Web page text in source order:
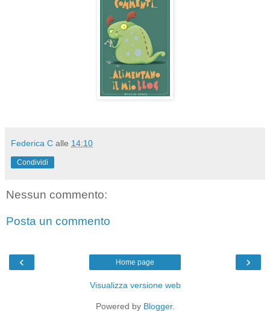
Federica C alle 14:10
Condividi
Nessun commento:
Posta un commento
‹ ›
Home page
Visualizza versione web
Powered by Blogger.